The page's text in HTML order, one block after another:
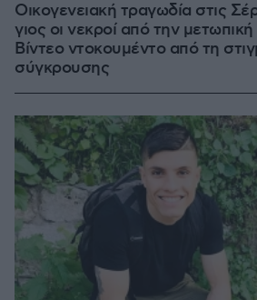
Οικογενειακή τραγωδία στις
γιος οι νεκροί από την
Βίντεο ντοκουμέντο από τη
σύγκρουσης